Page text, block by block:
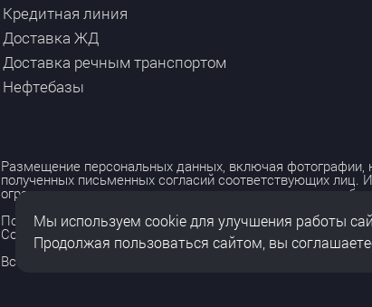
Кредитная линия
Доставка ЖД
Доставка речным транспортом
Нефтебазы
Размещение персональных данных, включая фотографии,
полученных письменных согласий соответствующих лиц.
ограничено и допускается только с разрешения
Политика обработки персональных данных
Согласие на обработку персональных данных
Все права защищены
Мы используем cookie для улучшения работы
Продолжая пользоваться сайтом, вы